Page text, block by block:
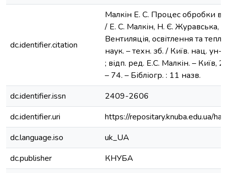
dc.identifier.citation
Малкін Е. С. Процес обробки
/ Е. С. Малкін, Н. Є. Журавська,
Вентиляція, освітлення та
наук. – техн. зб. / Київ. нац. ун-
; відп. ред. Е.С. Малкін. – Київ,
– 74. – Бібліогр. : 11 назв.
dc.identifier.issn
2409-2606
dc.identifier.uri
https://repositary.knuba.edu.ua/
dc.language.iso
uk_UA
dc.publisher
КНУБА